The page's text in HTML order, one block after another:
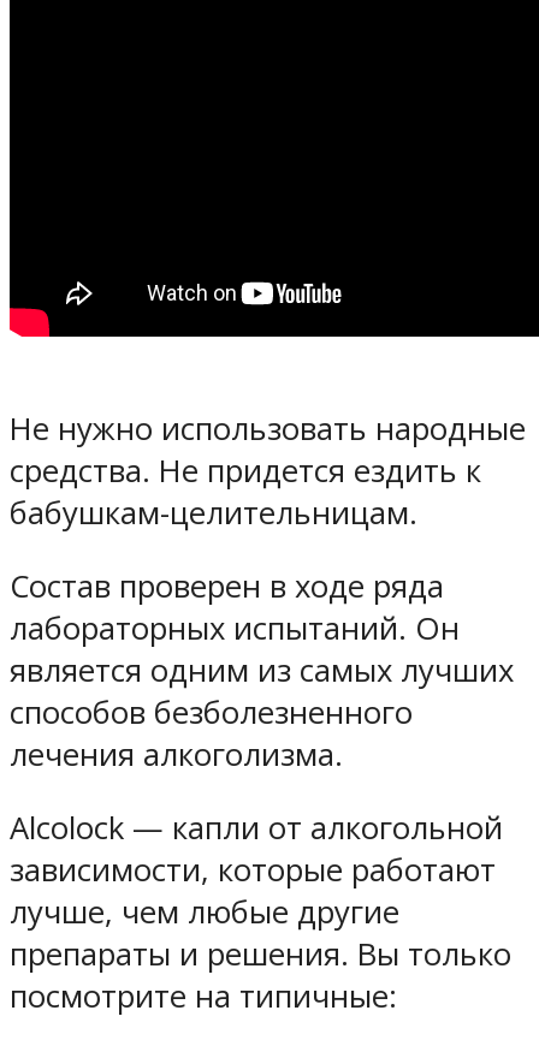
Не нужно использовать народные
средства. Не придется ездить к
бабушкам-целительницам.
Состав проверен в ходе ряда
лабораторных испытаний. Он
является одним из самых лучших
способов безболезненного
лечения алкоголизма.
Alcolock — капли от алкогольной
зависимости, которые работают
лучше, чем любые другие
препараты и решения. Вы только
посмотрите на типичные: